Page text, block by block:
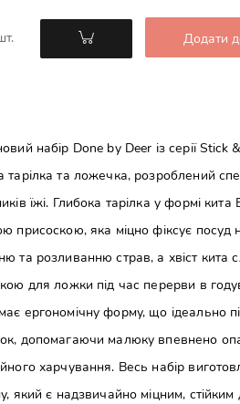
Додати
набір Done by Deer із серії Stick
тарілка та ложечка, розроблений
їжі. Глибока тарілка у формі
присоскою, яка міцно фіксує посуд
та розливанню страв, а хвіст кита
для ложки під час перерви в
ергономічну форму, що ідеально
допомагаючи малюку впевнено
харчування. Весь набір
який є надзвичайно міцним,